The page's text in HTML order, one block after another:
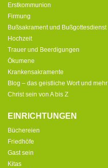
Erstkommunion
Firmung
Bußsakrament und Bußgottesdienst
Hochzeit
Trauer und Beerdigungen
Ökumene
Krankensakramente
Blog – das geistliche Wort und mehr
Christ sein von A bis Z
EINRICHTUNGEN
Büchereien
Friedhöfe
Gast sein
Kitas